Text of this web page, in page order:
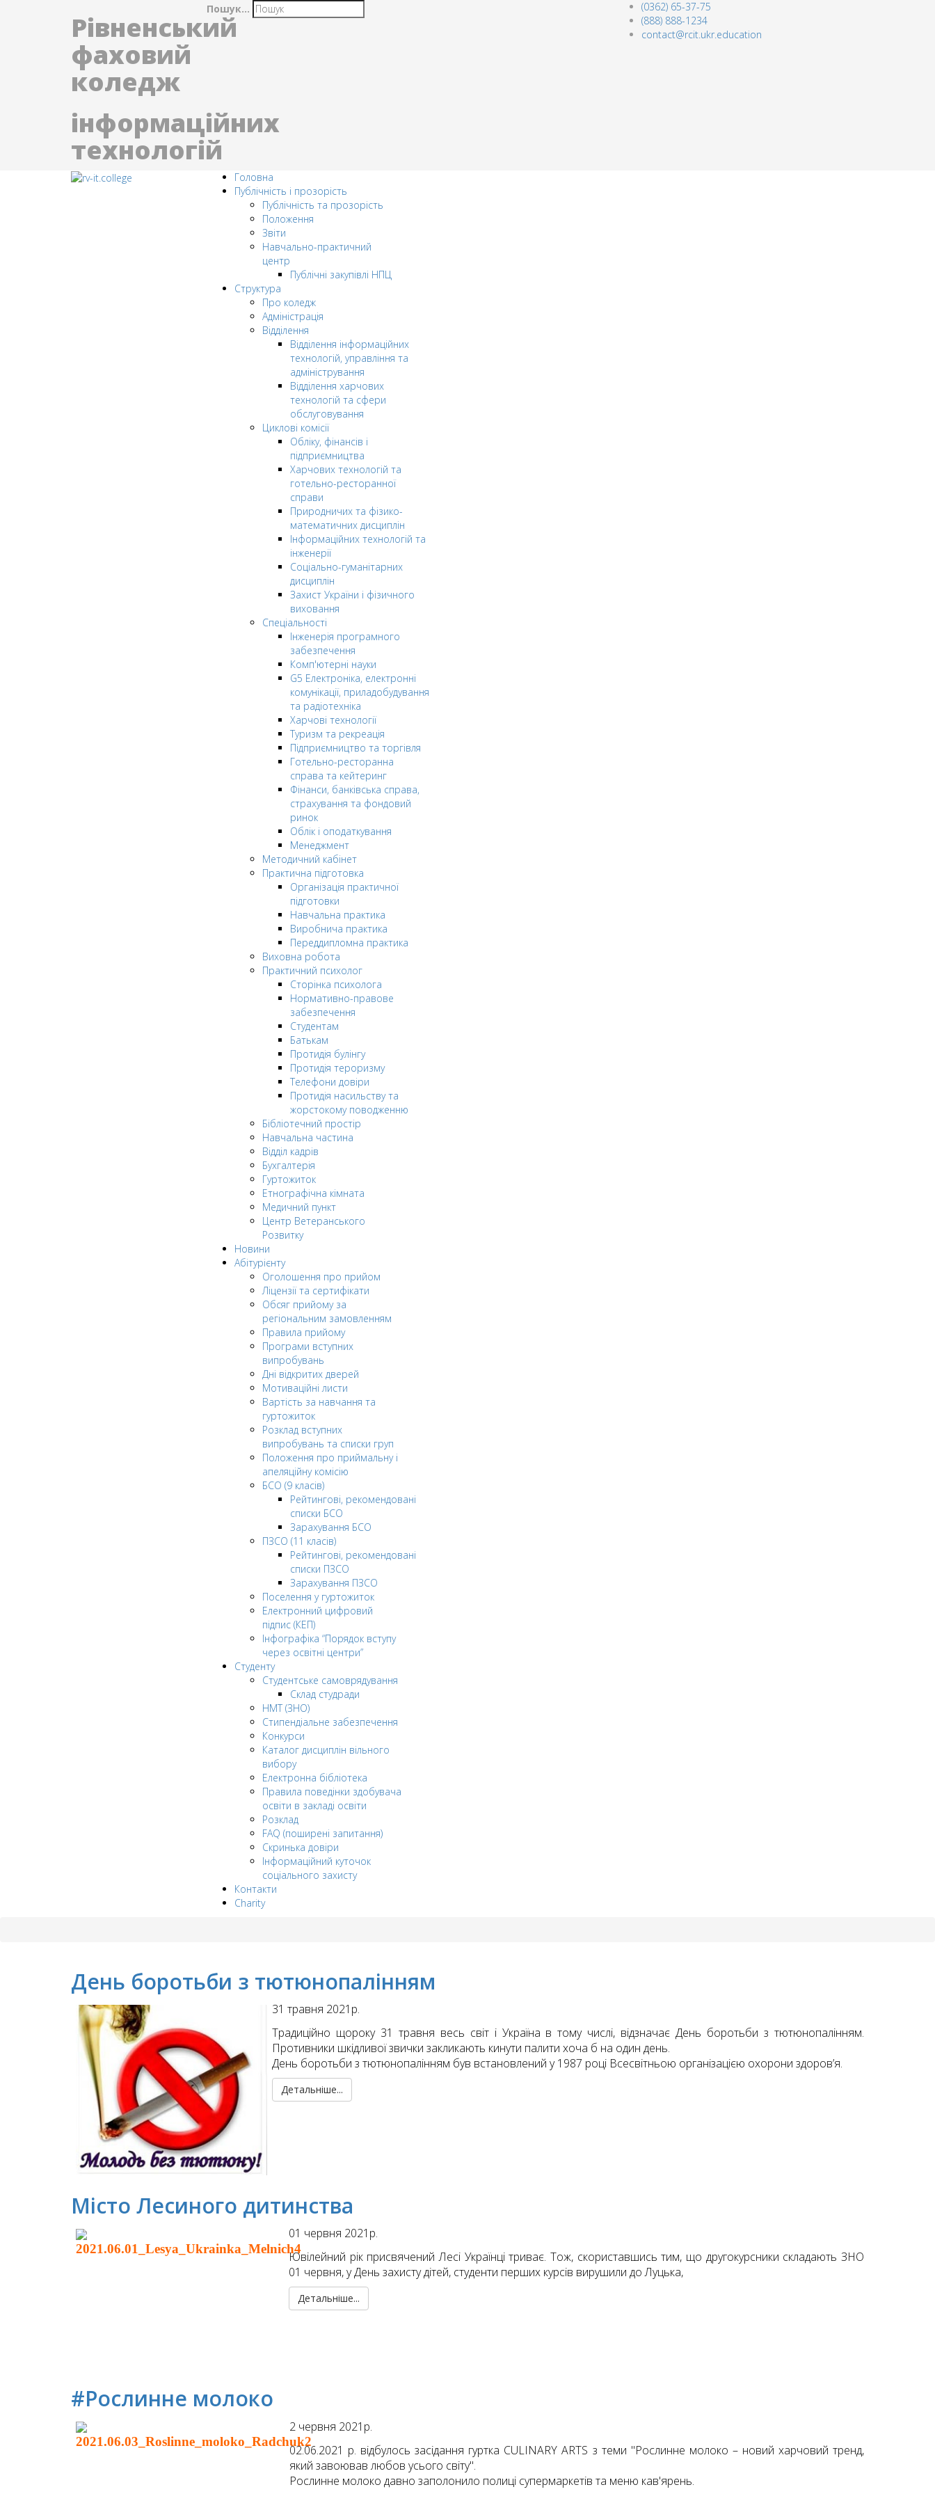
Рівненський
фаховий
коледж
інформаційних
технологій
Пошук...
(0362) 65-37-75
(888) 888-1234
contact@rcit.ukr.education
Головна
Публічність і прозорість
Публічність та прозорість
Положення
Звіти
Навчально-практичний
центр
Публічні закупівлі НПЦ
Структура
Про коледж
Адміністрація
Відділення
Відділення інформаційних
технологій, управління та
адміністрування
Відділення харчових
технологій та сфери
обслуговування
Циклові комісії
Обліку, фінансів і
підприємництва
Харчових технологій та
готельно-ресторанної
справи
Природничих та фізико-
математичних дисциплін
Інформаційних технологій та
інженерії
Соціально-гуманітарних
дисциплін
Захист України і фізичного
виховання
Спеціальності
Інженерія програмного
забезпечення
Комп'ютерні науки
G5 Електроніка, електронні
комунікації, приладобудування
та радіотехніка
Харчові технології
Туризм та рекреація
Підприємництво та торгівля
Готельно-ресторанна
справа та кейтеринг
Фінанси, банківська справа,
страхування та фондовий
ринок
Облік і оподаткування
Менеджмент
Методичний кабінет
Практична підготовка
Організація практичної
підготовки
Навчальна практика
Виробнича практика
Переддипломна практика
Виховна робота
Практичний психолог
Сторінка психолога
Нормативно-правове
забезпечення
Студентам
Батькам
Протидія булінгу
Протидія тероризму
Телефони довіри
Протидія насильству та
жорстокому поводженню
Бібліотечний простір
Навчальна частина
Відділ кадрів
Бухгалтерія
Гуртожиток
Етнографічна кімната
Медичний пункт
Центр Ветеранського
Розвитку
Новини
Абітурієнту
Оголошення про прийом
Ліцензії та сертифікати
Обсяг прийому за
регіональним замовленням
Правила прийому
Програми вступних
випробувань
Дні відкритих дверей
Мотиваційні листи
Вартість за навчання та
гуртожиток
Розклад вступних
випробувань та списки груп
Положення про приймальну і
апеляційну комісію
БСО (9 класів)
Рейтингові, рекомендовані
списки БСО
Зарахування БСО
ПЗСО (11 класів)
Рейтингові, рекомендовані
списки ПЗСО
Зарахування ПЗСО
Поселення у гуртожиток
Електронний цифровий
підпис (КЕП)
Інфографіка “Порядок вступу
через освітні центри”
Студенту
Студентське самоврядування
Склад студради
НМТ (ЗНО)
Стипендіальне забезпечення
Конкурси
Каталог дисциплін вільного
вибору
Електронна бібліотека
Правила поведінки здобувача
освіти в закладі освіти
Розклад
FAQ (поширені запитання)
Скринька довіри
Інформаційний куточок
соціального захисту
Контакти
Charity
День боротьби з тютюнопалінням
31 травня 2021р.
Традиційно щороку 31 травня весь світ і Україна в тому числі, відзначає День боротьби з тютюнопалінням.
Противники шкідливої звички закликають кинути палити хоча б на один день.
День боротьби з тютюнопалінням був встановлений у 1987 році Всесвітньою організацією охорони здоров’я.
Детальніше...
Місто Лесиного дитинства
01 червня 2021р.
Ювілейний рік присвячений Лесі Українці триває. Тож, скориставшись тим, що другокурсники складають ЗНО
01 червня, у День захисту дітей, студенти перших курсів вирушили до Луцька,
Детальніше...
#Рослинне молоко
2 червня 2021р.
02.06.2021 р. відбулось засідання гуртка CULINARY ARTS з теми "Рослинне молоко – новий харчовий тренд,
який завоював любов усього світу".
Рослинне молоко давно заполонило полиці супермаркетів та меню кав'ярень.